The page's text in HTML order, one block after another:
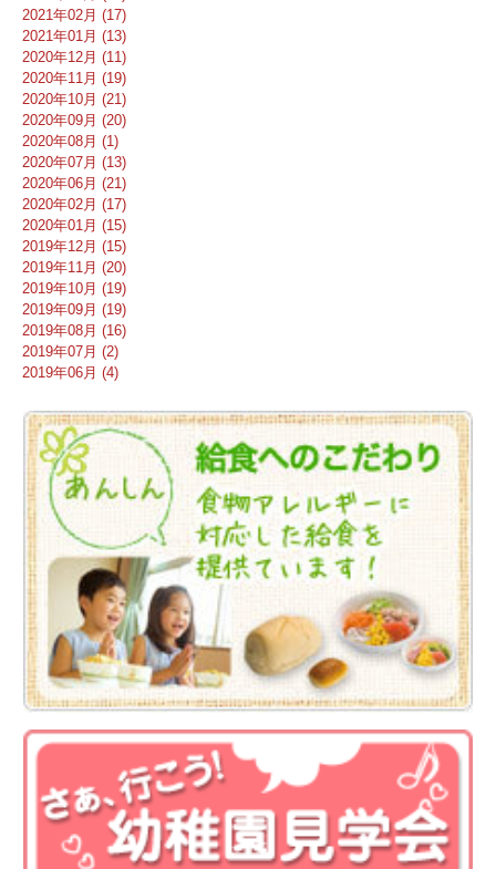
2021年02月 (17)
2021年01月 (13)
2020年12月 (11)
2020年11月 (19)
2020年10月 (21)
2020年09月 (20)
2020年08月 (1)
2020年07月 (13)
2020年06月 (21)
2020年02月 (17)
2020年01月 (15)
2019年12月 (15)
2019年11月 (20)
2019年10月 (19)
2019年09月 (19)
2019年08月 (16)
2019年07月 (2)
2019年06月 (4)